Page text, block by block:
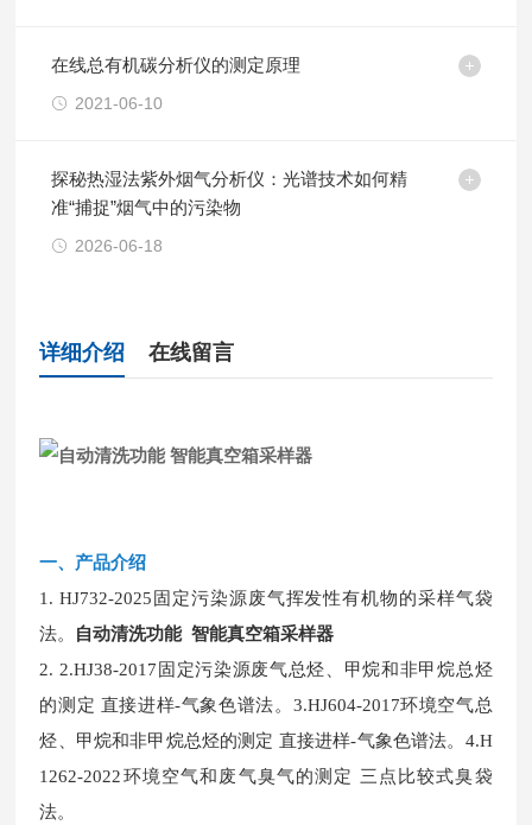
在线总有机碳分析仪的测定原理
2021-06-10
探秘热湿法紫外烟气分析仪：光谱技术如何精
准“捕捉”烟气中的污染物
2026-06-18
详细介绍 在线留言
一、 产品介绍
1.HJ732-2025固定污染源废气挥发性有机物的采样气袋
法。 自动清洗功能 智能真空箱采样器
2. 2.HJ38-2017固定污染源废气总烃、甲烷和非甲烷总烃
的测定 直接进样-气象色谱法。3.HJ604-2017环境空气总
烃、甲烷和非甲烷总烃的测定 直接进样-气象色谱法。4.H
1262-2022环境空气和废气臭气的测定 三点比较式臭袋
法。